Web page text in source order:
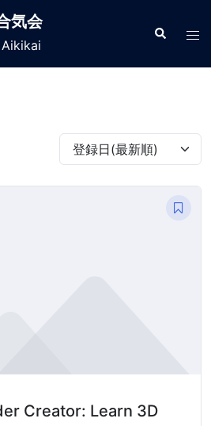
気会
検
索
ト
ュ
登録日(最新順)
Creator: Learn 3D